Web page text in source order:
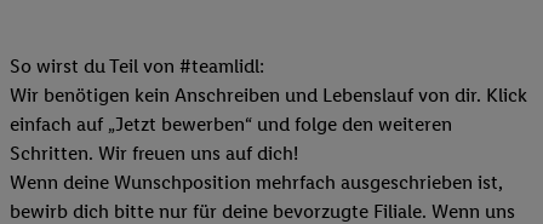
So wirst du Teil von #teamlidl:
Wir benötigen kein Anschreiben und Lebenslauf von dir. Klick
einfach auf „Jetzt bewerben“ und folge den weiteren
Schritten. Wir freuen uns auf dich!
Wenn deine Wunschposition mehrfach ausgeschrieben ist,
bewirb dich bitte nur für deine bevorzugte Filiale. Wenn uns